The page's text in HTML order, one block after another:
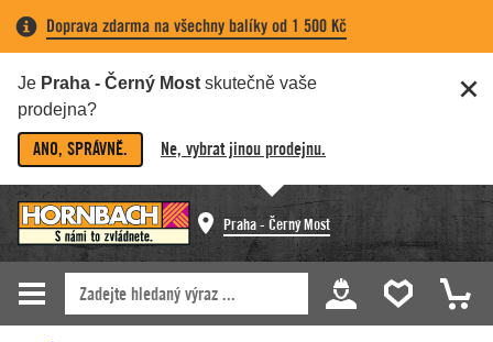
Doprava zdarma na všechny balíky od 1 500 Kč
Je Praha - Černý Most skutečně vaše
prodejna?
ANO, SPRÁVNĚ. Ne, vybrat jinou prodejnu.
Praha - Černý Most